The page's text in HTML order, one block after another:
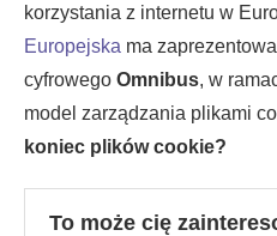
korzystania z internetu w
Europejska ma
cyfrowego Omnibus, w
model zarządzania plikami
koniec plików cookie?
To może cię